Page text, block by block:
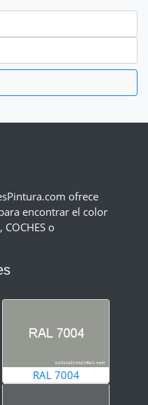
ofrece
encontrar el color
COCHES o
RAL 7004